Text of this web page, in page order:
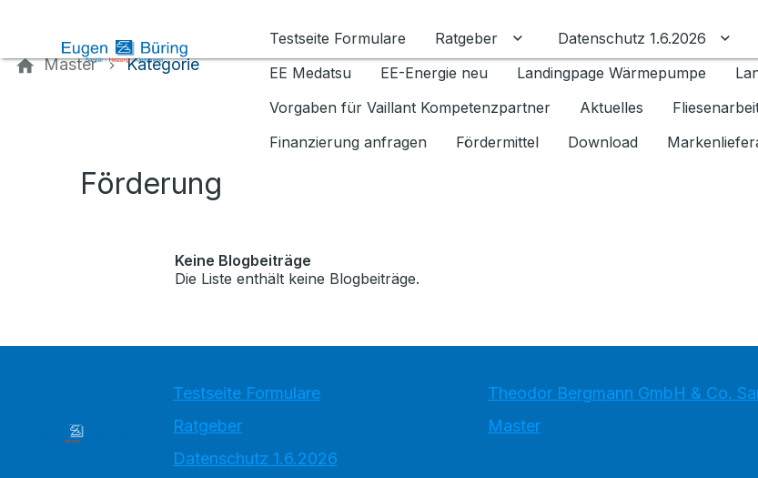
Testseite Formulare
Ratgeber Untermenü für Ratgeber
Datenschutz 1.6.2026
EE Medatsu
EE-Energie neu Landingpage Wärmepumpe
Vorgaben für Vaillant Kompetenzpartner
Aktuelles
Finanzierung anfragen
Fördermittel Download
Master Kategorie
Förderung
Keine Blogbeiträge
Die Liste enthält keine Blogbeiträge.
Testseite Formulare
Ratgeber
Datenschutz 1.6.2026
Theodor Bergmann GmbH & Co.
Master